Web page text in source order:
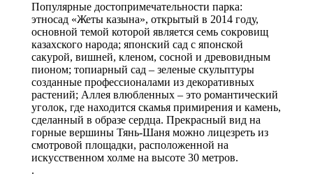
Популярные достопримечательности парка:
этносад «Жеты казына», открытый в 2014 году,
основной темой которой является семь сокровищ
казахского народа; японский сад с японской
сакурой, вишней, кленом, сосной и древовидным
пионом; топиарный сад – зеленые скульптуры
созданные профессионалами из декоративных
растений; Аллея влюбленных – это романтический
уголок, где находится скамья примирения и камень,
сделанный в образе сердца. Прекрасный вид на
горные вершины Тянь-Шаня можно лицезреть из
смотровой площадки, расположенной на
искусственном холме на высоте 30 метров.
.